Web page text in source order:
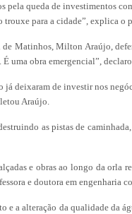
pela queda de investimentos
trouxe para a cidade”, explica
Matinhos, Milton Araújo,
uma obra emergencial”,
já deixaram de investir nos
Araújo.
as pistas de
e obras ao longo da
e doutora em engenharia
a alteração da qualidade da